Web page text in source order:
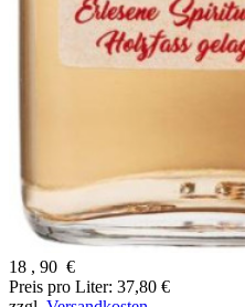
18 , 90 €
Preis pro Liter: 37,80 €